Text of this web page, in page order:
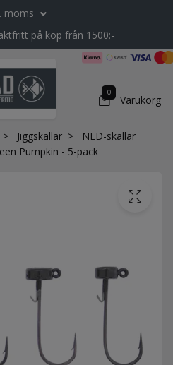
moms
på köp från 1500:-
0
Varukorg
Jiggskallar
NED-skallar
Pumpkin - 5-pack